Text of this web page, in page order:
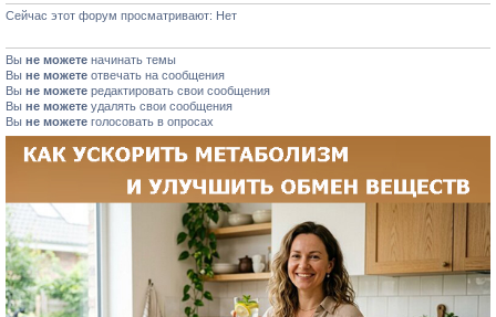
Сейчас этот форум просматривают: Нет
Вы не можете начинать темы
Вы не можете отвечать на сообщения
Вы не можете редактировать свои сообщения
Вы не можете удалять свои сообщения
Вы не можете голосовать в опросах